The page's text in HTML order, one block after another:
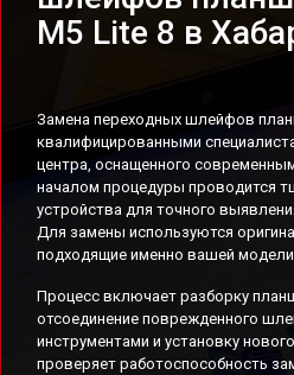
M5 Lite 8 в
Замена переходных шлейфов
квалифицированными
центра, оснащенного
началом процедуры проводится
устройства для точного
Для замены используются
подходящие именно вашей модели
Процесс включает разборку
отсоединение поврежденного
инструментами и установку
проверяет работоспособность